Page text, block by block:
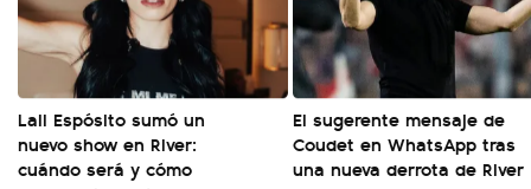
Lali Espósito sumó un
nuevo show en River:
cuándo será y cómo
El sugerente mensaje de
Coudet en WhatsApp tras
una nueva derrota de River